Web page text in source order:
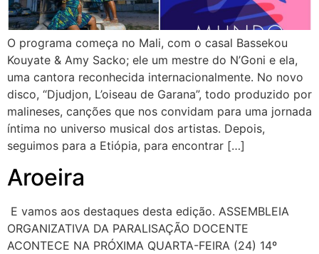
O programa começa no Mali, com o casal Bassekou
Kouyate & Amy Sacko; ele um mestre do N’Goni e ela,
uma cantora reconhecida internacionalmente. No novo
disco, “Djudjon, L’oiseau de Garana”, todo produzido por
malineses, canções que nos convidam para uma jornada
íntima no universo musical dos artistas. Depois,
seguimos para a Etiópia, para encontrar […]
Aroeira
E vamos aos destaques desta edição. ASSEMBLEIA
ORGANIZATIVA DA PARALISAÇÃO DOCENTE
ACONTECE NA PRÓXIMA QUARTA-FEIRA (24) 14º